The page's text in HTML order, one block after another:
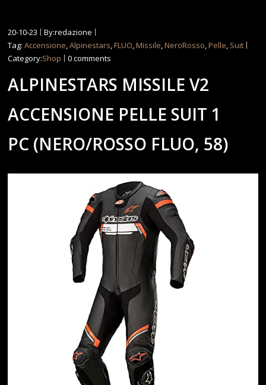
20-10-23
By:redazione
Tag:Accensione,Alpinestars,FLUO,Missile,NeroRosso,Pelle, Suit
Category:Shop 0 comments
ALPINESTARS MISSILE V2
ACCENSIONE PELLE SUIT 1
PC (NERO/ROSSO FLUO, 58)